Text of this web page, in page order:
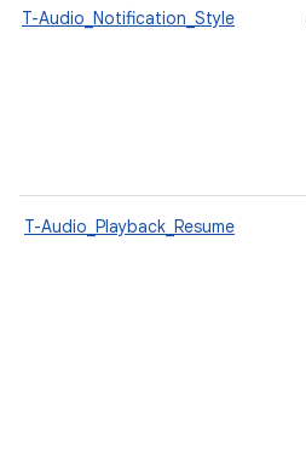
T-Audio_Notification_Style
T-Audio_Playback_Resume